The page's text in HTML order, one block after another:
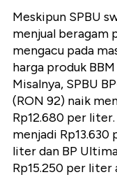
Meskipun SPBU
menjual beragam
mengacu pada
harga produk
Misalnya, SPBU
(RON 92) naik
Rp12.680 per
menjadi
liter dan BP
Rp15.250 per liter